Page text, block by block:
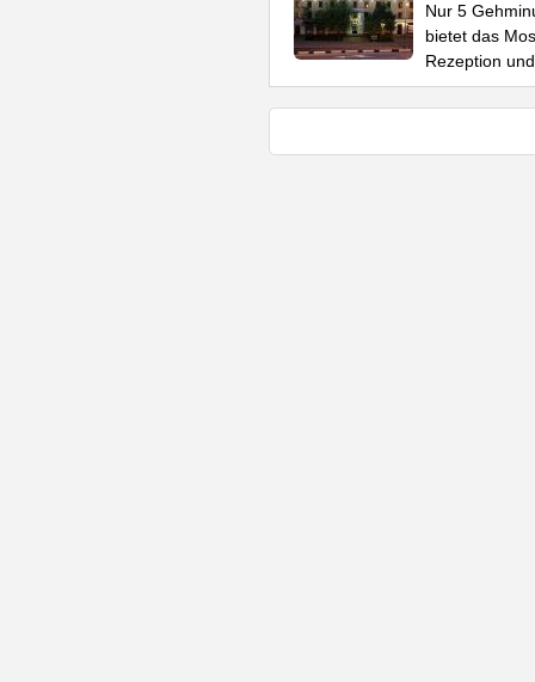
Nur 5
bietet das
Rezeption